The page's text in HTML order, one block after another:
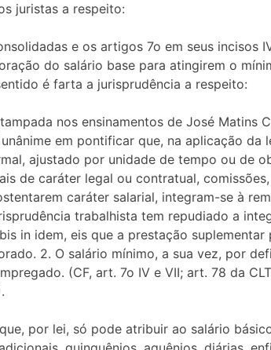
juristas a respeito:
e os artigos 7o em seus incisos
do salário base para atingirem o
é farta a jurisprudência a respeito:
nos ensinamentos de José
em pontificar que, na aplicação
ajustado por unidade de tempo ou de
de caráter legal ou contratual,
caráter salarial, integram-se à
trabalhista tem repudiado a
in idem, eis que a prestação
2. O salário mínimo, a sua vez, por
(CF, art. 7o IV e VII; art. 78 da
por lei, só pode atribuir ao salário